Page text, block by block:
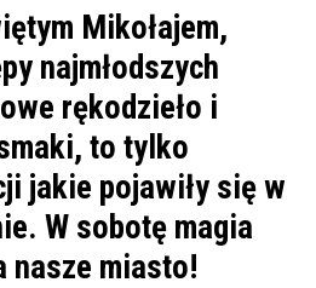
Mikołajem,
najmłodszych
rękodzieło i
to tylko
jakie pojawiły się w
W sobotę magia
nasze miasto!